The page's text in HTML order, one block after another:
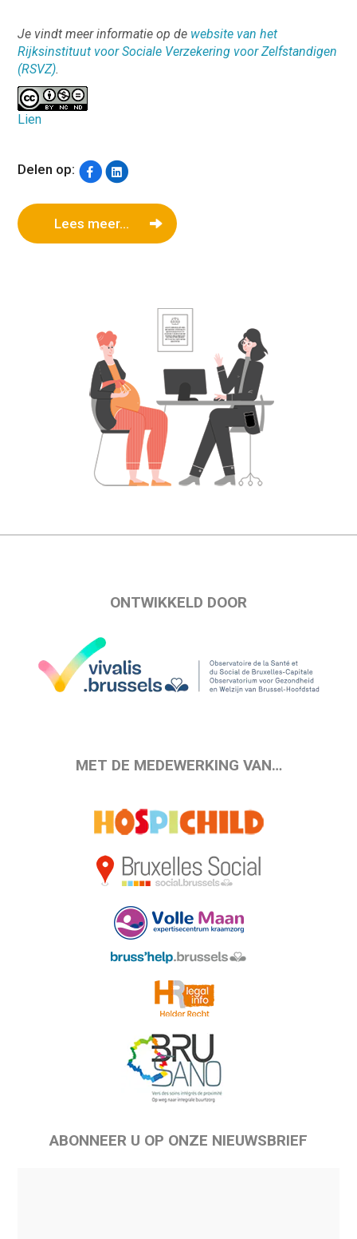
Je vindt meer informatie op de website van het
Rijksinstituut voor Sociale Verzekering voor Zelfstandigen
(RSVZ).
Lien
Delen op:
Lees meer...
ONTWIKKELD DOOR
MET DE MEDEWERKING VAN…
ABONNEER U OP ONZE NIEUWSBRIEF